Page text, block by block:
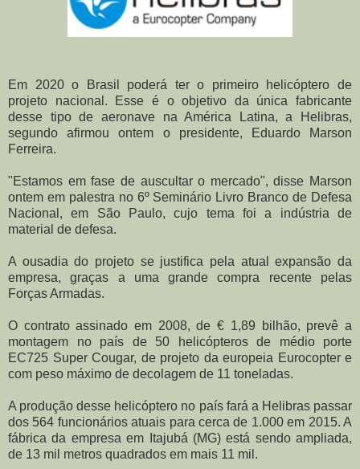
Em 2020 o Brasil poderá ter o primeiro helicóptero de
projeto nacional. Esse é o objetivo da única fabricante
desse tipo de aeronave na América Latina, a Helibras,
segundo afirmou ontem o presidente, Eduardo Marson
Ferreira.
"Estamos em fase de auscultar o mercado", disse Marson
ontem em palestra no 6º Seminário Livro Branco de Defesa
Nacional, em São Paulo, cujo tema foi a indústria de
material de defesa.
A ousadia do projeto se justifica pela atual expansão da
empresa, graças a uma grande compra recente pelas
Forças Armadas.
O contrato assinado em 2008, de € 1,89 bilhão, prevê a
montagem no país de 50 helicópteros de médio porte
EC725 Super Cougar, de projeto da europeia Eurocopter e
com peso máximo de decolagem de 11 toneladas.
A produção desse helicóptero no país fará a Helibras passar
dos 564 funcionários atuais para cerca de 1.000 em 2015. A
fábrica da empresa em Itajubá (MG) está sendo ampliada,
de 13 mil metros quadrados em mais 11 mil.